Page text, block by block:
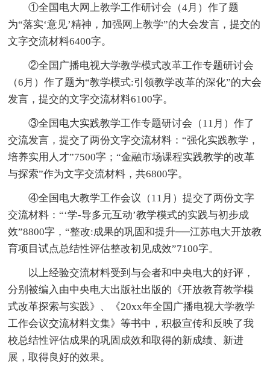
①全国电大网上教学工作研讨会（4月）作了题
为“落实‘意见’精神，加强网上教学”的大会发言，提交的
文字交流材料6400字。
②全国广播电视大学教学模式改革工作专题研讨会
（6月）作了题为“教学模式:引领教学改革的深化”的大会
发言，提交的文字交流材料6100字。
③全国电大实践教学工作专题研讨会（11月）作了
交流发言，提交了两份文字交流材料：“强化实践教学，
培养实用人才”7500字；“金融市场课程实践教学的改革
与探索”作为文字交流材料，共6800字。
④全国电大教学工作会议（11月）提交了两份文字
交流材料：“‘学-导多元互动’教学模式的实践与初步成
效”8800字，“整改:成果的巩固和提升──江苏电大开放教
育项目试点总结性评估整改初见成效”7100字。
以上经验交流材料受到与会者和中央电大的好评，
分别被编入由中央电大出版社出版的《开放教育教学模
式改革探索与实践》、《20xx年全国广播电视大学教学
工作会议交流材料文集》等书中，积极宣传和反映了我
校总结性评估成果的巩固成效和取得的新成绩、新进
展，取得良好的效果。